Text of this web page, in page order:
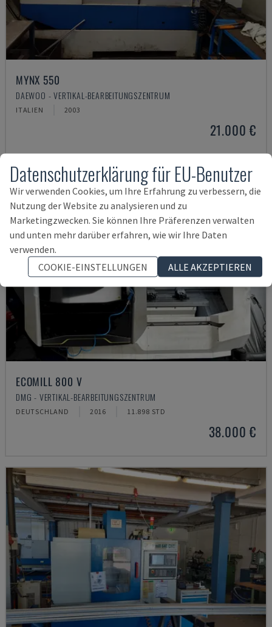
MYNX 550
DAEWOO - VERTIKAL-BEARBEITUNGSZENTRUM
ITALIEN 2003
21.000 €
ECOMILL 800 V
DMG - VERTIKAL-BEARBEITUNGSZENTRUM
DEUTSCHLAND 2016 11.898 STD
38.000 €
Datenschutzerklärung für EU-Benutzer
Wir verwenden Cookies, um Ihre Erfahrung zu verbessern, die
Nutzung der Website zu analysieren und zu
Marketingzwecken. Sie können Ihre Präferenzen verwalten
und unten mehr darüber erfahren, wie wir Ihre Daten
verwenden.
COOKIE-EINSTELLUNGEN
ALLE AKZEPTIEREN